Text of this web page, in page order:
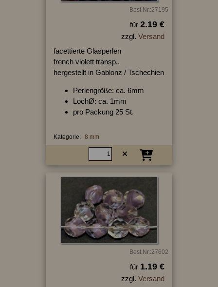
Best.Nr.:27195
für 2.19 €
zzgl. Versand
facettierte Glasperlen
french violett transp.,
hergestellt in Gablonz / Tschechien
Perlengröße: ca. 6mm
LochØ: ca. 1mm
pro Packung 25 St.
Kategorie: 8 mm
Best.Nr.:27602
für 1.19 €
zzgl. Versand